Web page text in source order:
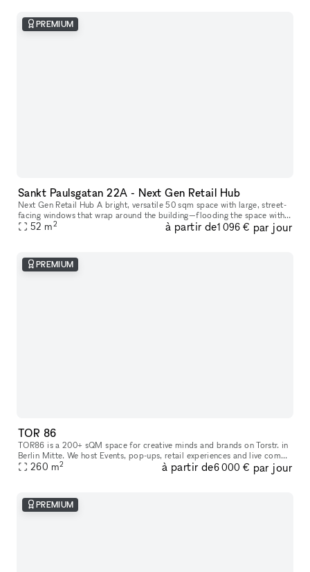
PREMIUM
Sankt Paulsgatan 22A - Next Gen Retail Hub
Next Gen Retail Hub A bright, versatile 50 sqm space with large, street-
facing windows that wrap around the building—flooding the space with
natural light and offering maximum visibility. Welcome to
52 m2 à partir de1 096 € par jour
PREMIUM
TOR 86
TOR86 is a 200+ sQM space for creative minds and brands on Torstr. in
Berlin Mitte. We host Events, pop-ups, retail experiences and live comms
activities. Located in direct neighborhood to Supreme,
260 m2 à partir de6 000 € par jour
PREMIUM